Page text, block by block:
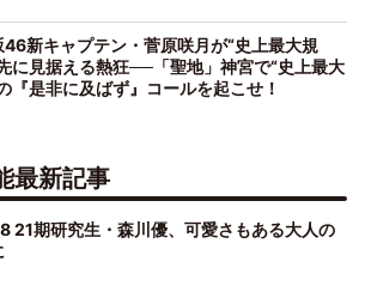
46新キャプテン・菅原咲月が“史上最大規
に見据える熱狂──「聖地」神宮で“史上最大
『是非に及ばず』コールを起こせ！
最新記事
21期研究生・森川優、可愛さもある大人の